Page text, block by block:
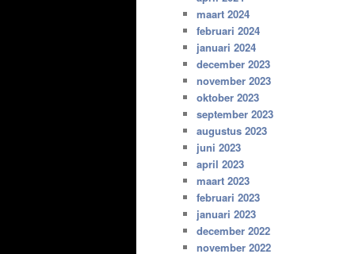
maart 2024
februari 2024
januari 2024
december 2023
november 2023
oktober 2023
september 2023
augustus 2023
juni 2023
april 2023
maart 2023
februari 2023
januari 2023
december 2022
november 2022